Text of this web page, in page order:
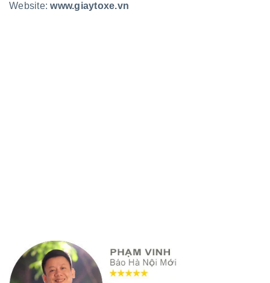
Website:www.giaytoxe.vn